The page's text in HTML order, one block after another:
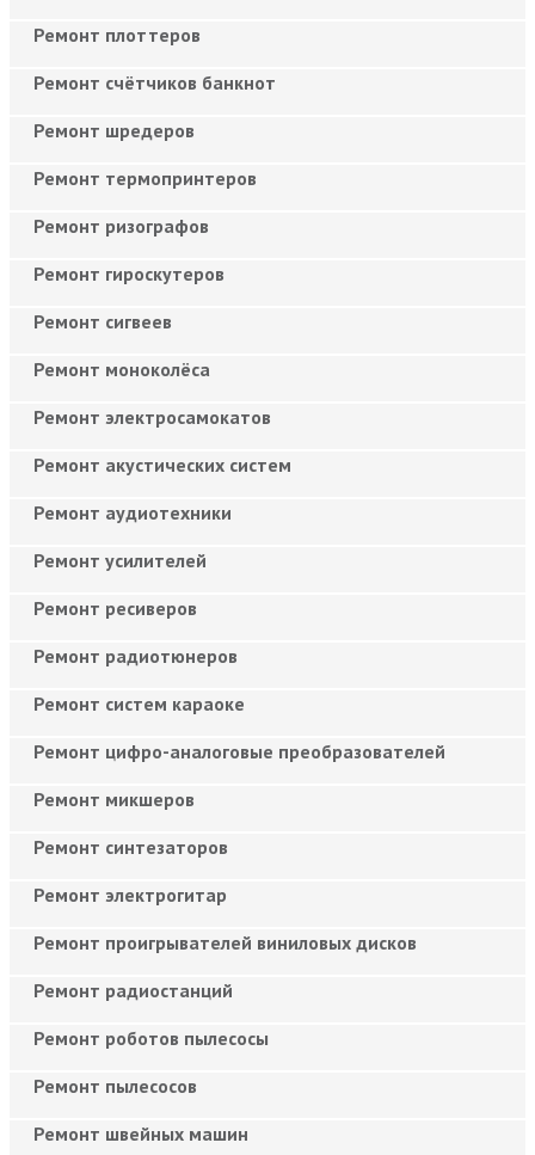
Ремонт плоттеров
Ремонт счётчиков банкнот
Ремонт шредеров
Ремонт термопринтеров
Ремонт ризографов
Ремонт гироскутеров
Ремонт сигвеев
Ремонт моноколёса
Ремонт электросамокатов
Ремонт акустических систем
Ремонт аудиотехники
Ремонт усилителей
Ремонт ресиверов
Ремонт радиотюнеров
Ремонт систем караоке
Ремонт цифро-аналоговые преобразователей
Ремонт микшеров
Ремонт синтезаторов
Ремонт электрогитар
Ремонт проигрывателей виниловых дисков
Ремонт радиостанций
Ремонт роботов пылесосы
Ремонт пылесосов
Ремонт швейных машин